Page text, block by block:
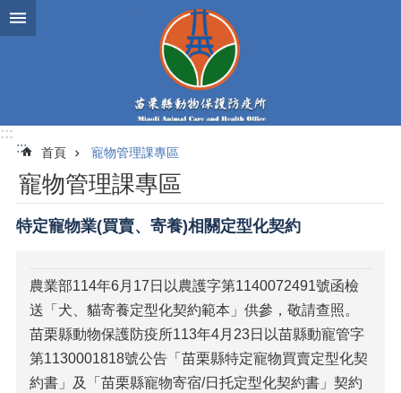
跳到主要內容區塊
:::
:::
首頁 寵物管理課專區
寵物管理課專區
特定寵物業(買賣、寄養)相關定型化契約
農業部114年6月17日以農護字第1140072491號函檢
送「犬、貓寄養定型化契約範本」供參，敬請查照。
苗栗縣動物保護防疫所113年4月23日以苗縣動寵管字
第1130001818號公告「苗栗縣特定寵物買賣定型化契
約書」及「苗栗縣寵物寄宿/日托定型化契約書」契約